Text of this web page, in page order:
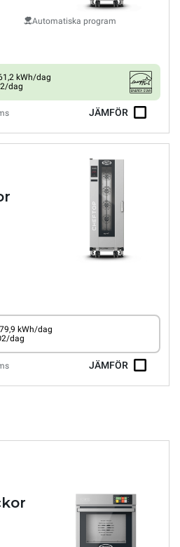
Automatiska program
kWh/dag
dag
JÄMFÖR
kWh/dag
dag
JÄMFÖR